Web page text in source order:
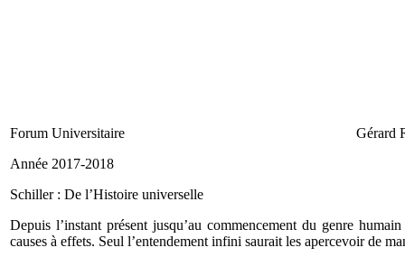
Forum Universitaire Gérard
Année 2017-2018
Schiller : De l’Histoire universelle
Depuis l’instant présent jusqu’au commencement du genre
causes à effets. Seul l’entendement infini saurait les aperce­voir de